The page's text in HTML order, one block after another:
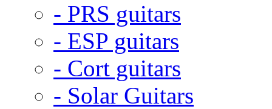
- PRS guitars
- ESP guitars
- Cort guitars
- Solar Guitars